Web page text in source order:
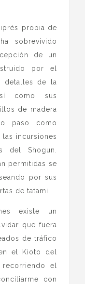
propia de
sobrevivido
de un
por el
detalles de la
como sus
de madera
paso como
incursiones
del Shogun.
permitidas se
por sus
de tatami.
existe un
que fuera
de tráfico
el Kioto del
el
con